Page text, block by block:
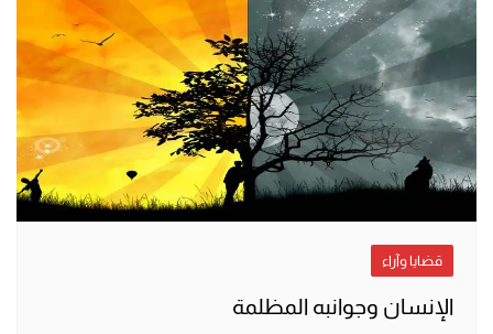
قضايا وآراء
الإنسان وجوانبه المظلمة